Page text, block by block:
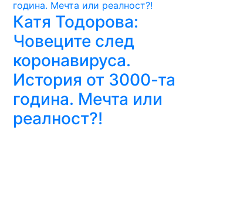
Катя Тодорова:
Човеците след
коронавируса.
История от 3000-та
година. Мечта или
реалност?!